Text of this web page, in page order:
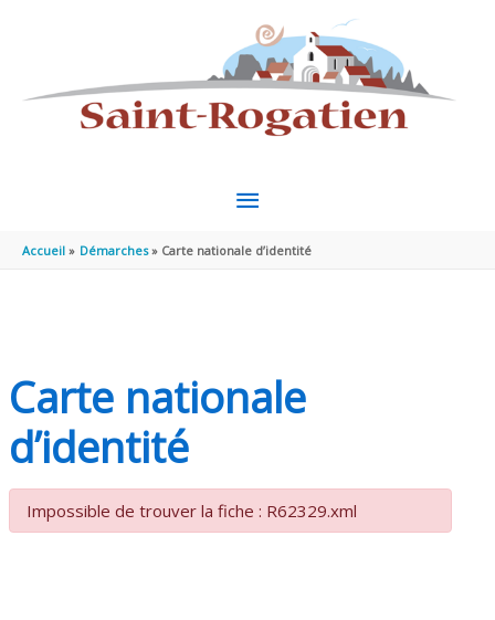
MENU
PRINCIPAL
Accueil Démarches Carte nationale d’identité
Carte nationale
d’identité
Impossible de trouver la fiche : R62329.xml